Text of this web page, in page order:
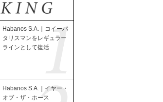
Habanos S.A.｜コイーバ
タリスマンをレギュラー
ラインとして復活
Habanos S.A.｜イヤー・
オブ・ザ・ホース